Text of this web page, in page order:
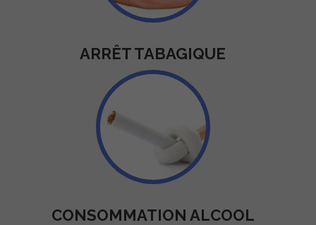
ARRÊT TABAGIQUE
CONSOMMATION ALCOOL